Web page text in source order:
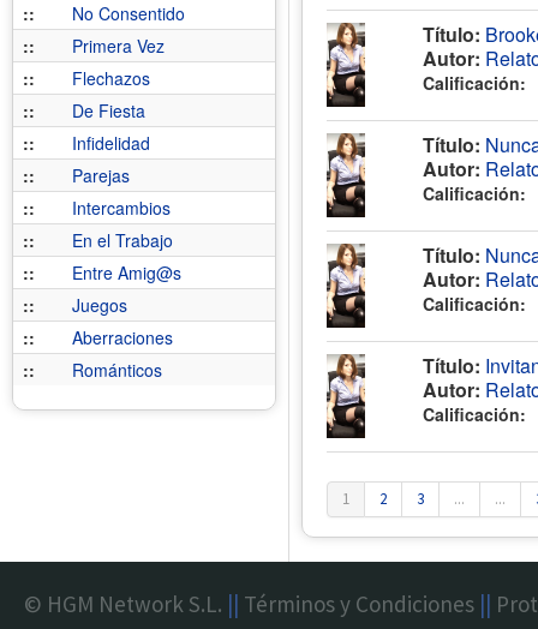
::
No Consentido
::
Primera Vez
::
Flechazos
::
De Fiesta
::
Infidelidad
::
Parejas
::
Intercambios
::
En el Trabajo
::
Entre Amig@s
::
Juegos
::
Aberraciones
::
Románticos
Título:
Autor:
Calificación:
Título:
Autor:
Calificación:
Título:
Autor:
Calificación:
Título:
Autor:
Calificación:
1 2 3 ... ...
© HGM Network S.L. || Términos y Condiciones ||